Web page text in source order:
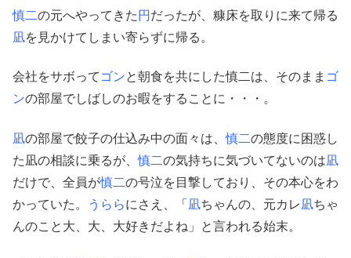
慎二の元へやってきた 円 だったが、糠床を取りに来て帰る
凪を見かけてしまい寄らずに帰る。
会社をサボって ゴンと朝食を共にした慎二は、そのまま ゴ
ンの部屋でしばしのお暇をすることに・・・。
凪の部屋で餃子の仕込み中の面々は、慎二の態度に困惑し
た凪の相談に乗るが、慎二の気持ちに気づいてないのは凪
だけで、全員が慎二の号泣を目撃しており、その本心をわ
かっていた。
うららにさえ、「 凪ちゃんの、元カレ 凪ちゃ
んのこと大、大、大好きだよね」と言われる始末。